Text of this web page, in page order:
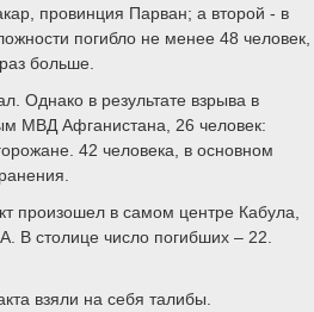
провинция Парван; а второй - в
погибло не менее 48 человек,
больше.
Однако в результате взрыва в
МВД Афганистана, 26 человек:
42 человека, в основном
произошел в самом центре Кабула,
В столице число погибших – 22.
взяли на себя талибы.